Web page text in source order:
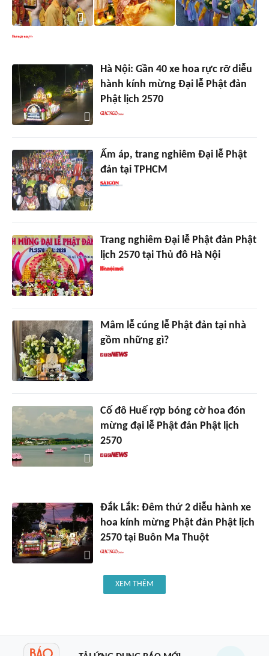
Hà Nội: Gần 40 xe hoa rực rỡ diễu
hành kính mừng Đại lễ Phật đản
Phật lịch 2570
Ấm áp, trang nghiêm Đại lễ Phật
đản tại TPHCM
Trang nghiêm Đại lễ Phật đản Phật
lịch 2570 tại Thủ đô Hà Nội
Mâm lễ cúng lễ Phật đản tại nhà
gồm những gì?
Cố đô Huế rợp bóng cờ hoa đón
mừng đại lễ Phật đản Phật lịch
2570
Đắk Lắk: Đêm thứ 2 diễu hành xe
hoa kính mừng Phật đản Phật lịch
2570 tại Buôn Ma Thuột
XEM THÊM